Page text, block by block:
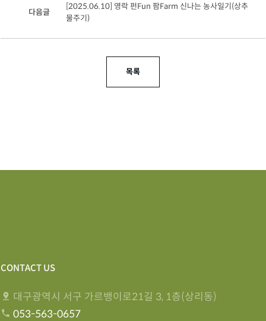
다음글
[2025.06.10] 영락 펀Fun 팜Farm 신나는 농사일기(상추
물주기)
목록
CONTACT US
대구광역시 서구 가르뱅이로21길 3, 1층(상리동)
053-563-0657